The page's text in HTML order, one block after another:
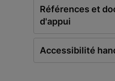
Références et
d'appui
Accessibilité